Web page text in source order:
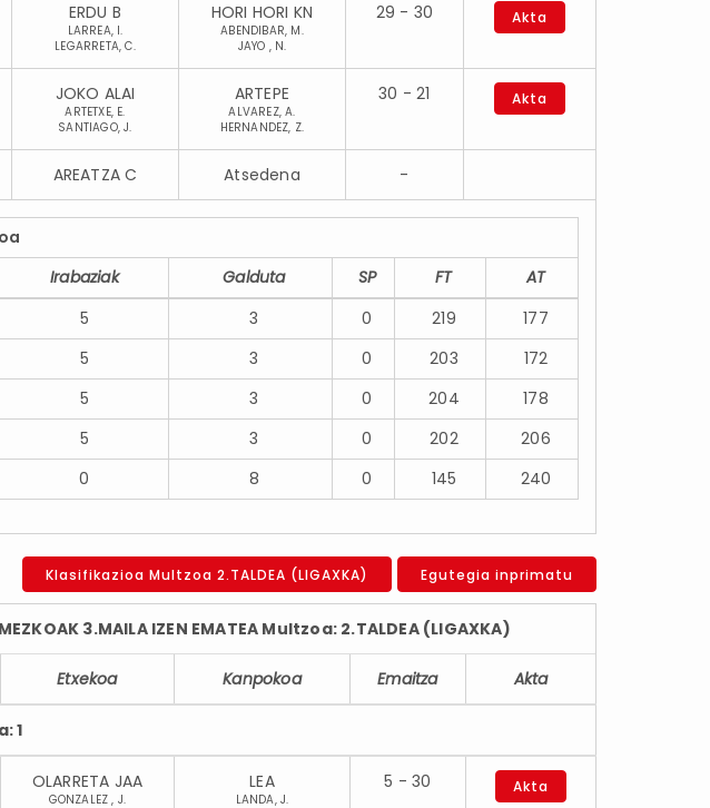
ERDU B
LARREA, I.
LEGARRETA, C.
HORI HORI KN
ABENDIBAR, M.
JAYO , N.
29 - 30 Akta
JOKO ALAI
ARTETXE, E.
SANTIAGO, J.
ARTEPE
ALVAREZ, A.
HERNANDEZ, Z.
30 - 21 Akta
AREATZA C Atsedena -
Irabaziak Galduta SP FT
AT
5 3 0 219
177
5 3 0 203
172
5 3 0 204
178
5 3 0 202
206
0 8 0 145 240
Egutegia inprimatu
Klasifikazioa Multzoa 2.TALDEA (LIGAXKA)
3.MAILA IZEN EMATEA Multzoa: 2.TALDEA (LIGAXKA)
Etxekoa Kanpokoa Emaitza Akta
1
OLARRETA JAA
GONZALEZ , J.
LEA
LANDA, J.
5 - 30 Akta